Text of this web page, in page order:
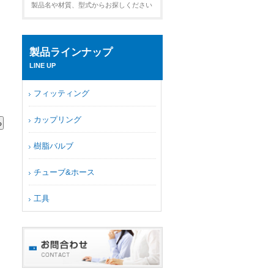
製品名や材質、型式からお探しください
製品ラインナップ
LINE UP
フィッティング
カップリング
樹脂バルブ
チューブ&ホース
工具